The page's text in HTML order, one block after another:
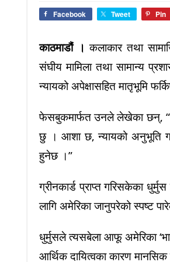
Facebook Tweet Pin
काठमाडौं । कलाकार तथा
संघीय मामिला तथा सामान्य
न्यायको अपेक्षासहित मातृभूमि
फेसबुकमार्फत उनले लेखेका छन्,
छु । आशा छ, न्यायको अनुभूति
हुनेछ ।”
ग्रीनकार्ड प्राप्त गरिसकेका
लागि अमेरिका जानुपरेको स्पष्ट
धुर्मुसले त्यसबेला आफू अमेरिका
आर्थिक दायित्वका कारण मानसिक